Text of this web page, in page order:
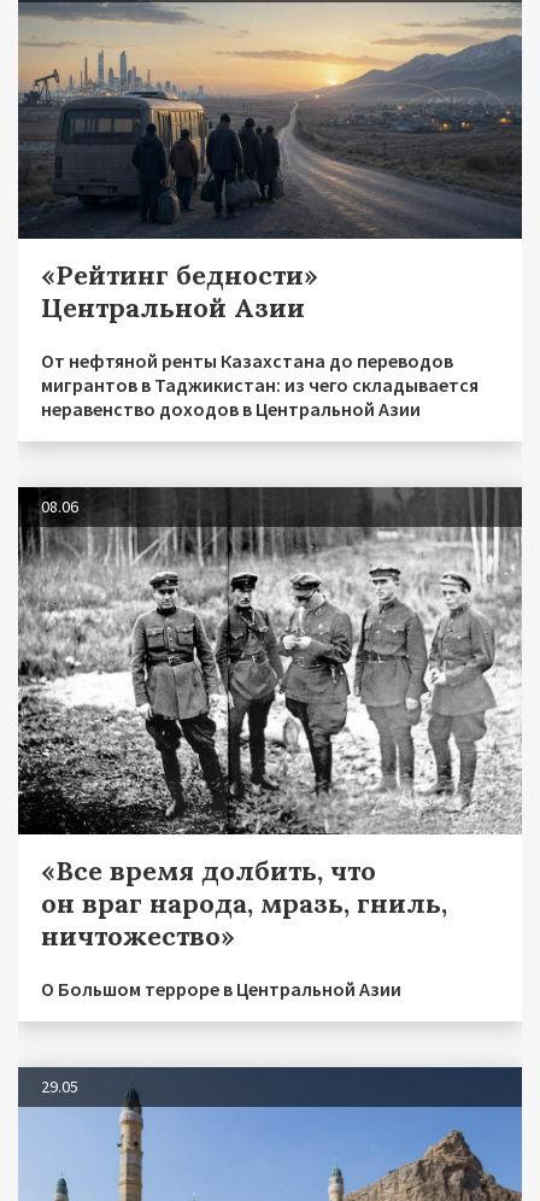
«Рейтинг бедности»
Центральной Азии
От нефтяной ренты Казахстана до переводов
мигрантов в Таджикистан: из чего складывается
неравенство доходов в Центральной Азии
08.06
«Все время долбить, что
он враг народа, мразь, гниль,
ничтожество»
О Большом терроре в Центральной Азии
29.05